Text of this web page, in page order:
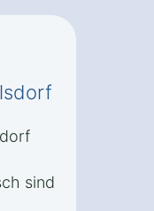
sind